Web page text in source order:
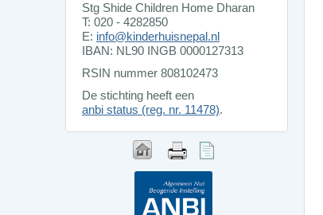
Stg Shide Children Home Dharan
T: 020 - 4282850
E: info@kinderhuisnepal.nl
IBAN: NL90 INGB 0000127313
RSIN nummer 808102473
De stichting heeft een
anbi status (reg. nr. 11478).